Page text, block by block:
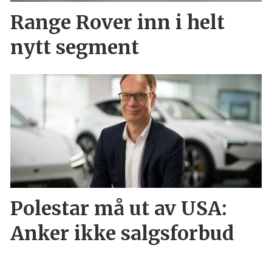
Range Rover inn i helt
nytt segment
Polestar må ut av USA:
Anker ikke salgsforbud